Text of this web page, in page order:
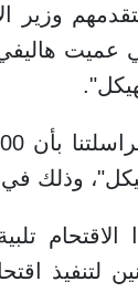
وزير
عميت
وذلك
الاقتحام
لتنفيذ